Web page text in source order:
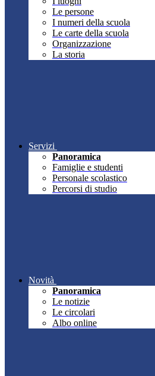
Le persone
I numeri della scuola
Le carte della scuola
Organizzazione
La storia
Servizi
Panoramica
Famiglie e studenti
Personale scolastico
Percorsi di studio
Novità
Panoramica
Le notizie
Le circolari
Albo online